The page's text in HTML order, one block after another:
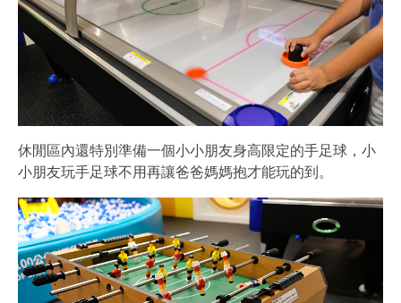
休閒區內還特別準備一個小小朋友身高限定的手足球，小
小朋友玩手足球不用再讓爸爸媽媽抱才能玩的到。